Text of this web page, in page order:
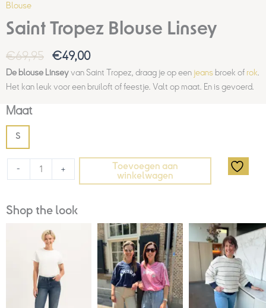
Blouse
Saint Tropez Blouse Linsey
€69,95 €49,00
De blouse Linseyvan Saint Tropez, draag je op een jeans broek of rok
Het kan leuk voor een bruiloft of feestje. Valt op maat. En is gevoerd.
Maat
S
- +
Toevoegen aan
winkelwagen
Shop the look